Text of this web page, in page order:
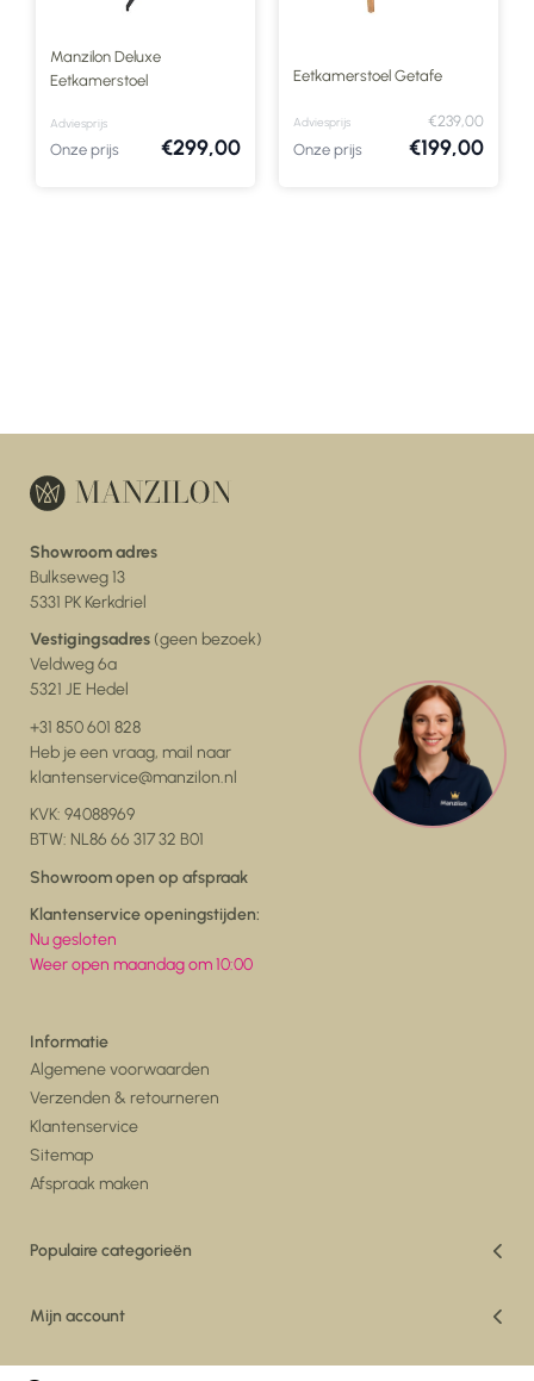
Manzilon Deluxe
Eetkamerstoel
Adviesprijs
Onze prijs €299,00
Eetkamerstoel Getafe
Adviesprijs
€239,00
Onze prijs
€199,00
Showroom adres
Bulkseweg 13
5331 PK Kerkdriel
Vestigingsadres (geen bezoek)
Veldweg 6a
5321 JE Hedel
+31 850 601 828
Heb je een vraag, mail naar
klantenservice@manzilon.nl
KVK: 94088969
BTW: NL86 66 317 32 B01
Showroom open op afspraak
Klantenservice openingstijden:
Nu gesloten
Weer open maandag om 10:00
Informatie
Algemene voorwaarden
Verzenden & retourneren
Klantenservice
Sitemap
Afspraak maken
Populaire categorieën
Woonkamer
Vloerkleden
Mijn account
Mijn bestellingen